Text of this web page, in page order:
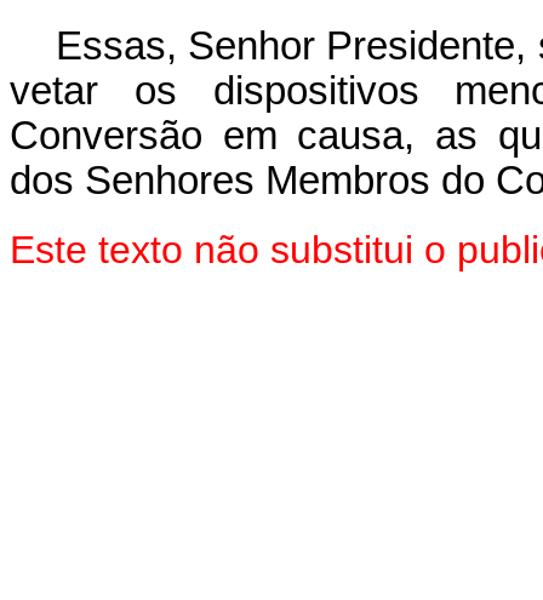
Essas, Senhor
vetar os dispositivos
Conversão em causa, as
dos Senhores Membros do
Este texto não substitui o